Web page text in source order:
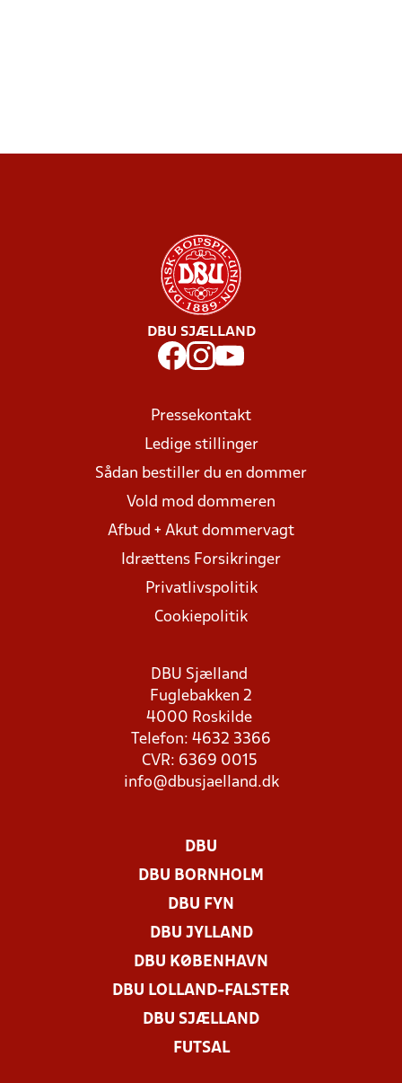
DBU SJÆLLAND
Pressekontakt
Ledige stillinger
Sådan bestiller du en dommer
Vold mod dommeren
Afbud + Akut dommervagt
Idrættens Forsikringer
Privatlivspolitik
Cookiepolitik
DBU Sjælland
Fuglebakken 2
4000 Roskilde
Telefon: 4632 3366
CVR: 6369 0015
info@dbusjaelland.dk
DBU
DBU BORNHOLM
DBU FYN
DBU JYLLAND
DBU KØBENHAVN
DBU LOLLAND-FALSTER
DBU SJÆLLAND
FUTSAL